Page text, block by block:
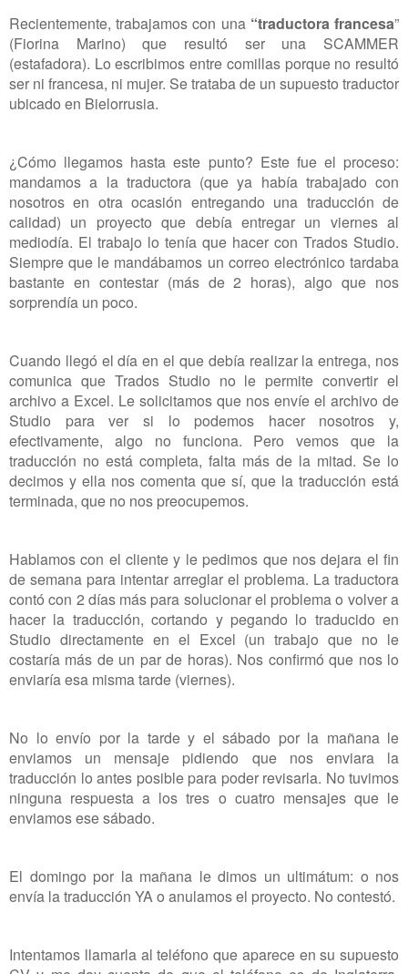
Recientemente, trabajamos con una “traductora francesa”
(Fiorina Marino) que resultó ser una SCAMMER
(estafadora). Lo escribimos entre comillas porque no resultó
ser ni francesa, ni mujer. Se trataba de un supuesto traductor
ubicado en Bielorrusia.
¿Cómo llegamos hasta este punto? Este fue el proceso:
mandamos a la traductora (que ya había trabajado con
nosotros en otra ocasión entregando una traducción de
calidad) un proyecto que debía entregar un viernes al
mediodía. El trabajo lo tenía que hacer con Trados Studio.
Siempre que le mandábamos un correo electrónico tardaba
bastante en contestar (más de 2 horas), algo que nos
sorprendía un poco.
Cuando llegó el día en el que debía realizar la entrega, nos
comunica que Trados Studio no le permite convertir el
archivo a Excel. Le solicitamos que nos envíe el archivo de
Studio para ver si lo podemos hacer nosotros y,
efectivamente, algo no funciona. Pero vemos que la
traducción no está completa, falta más de la mitad. Se lo
decimos y ella nos comenta que sí, que la traducción está
terminada, que no nos preocupemos.
Hablamos con el cliente y le pedimos que nos dejara el fin
de semana para intentar arreglar el problema. La traductora
contó con 2 días más para solucionar el problema o volver a
hacer la traducción, cortando y pegando lo traducido en
Studio directamente en el Excel (un trabajo que no le
costaría más de un par de horas). Nos confirmó que nos lo
enviaría esa misma tarde (viernes).
No lo envío por la tarde y el sábado por la mañana le
enviamos un mensaje pidiendo que nos enviara la
traducción lo antes posible para poder revisarla. No tuvimos
ninguna respuesta a los tres o cuatro mensajes que le
enviamos ese sábado.
El domingo por la mañana le dimos un ultimátum: o nos
envía la traducción YA o anulamos el proyecto. No contestó.
Intentamos llamarla al teléfono que aparece en su supuesto